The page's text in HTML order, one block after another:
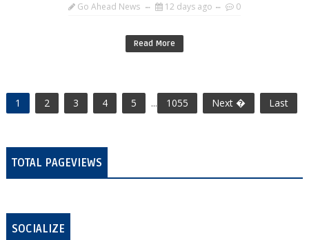
Go Ahead News 12 days ago 0
Read More
1 2 3 4 5 ... 1055 Next � Last
TOTAL PAGEVIEWS
SOCIALIZE